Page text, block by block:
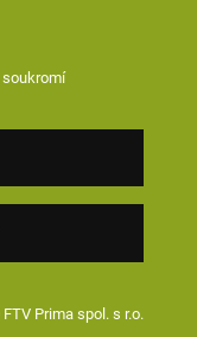
Prima spol. s r.o.